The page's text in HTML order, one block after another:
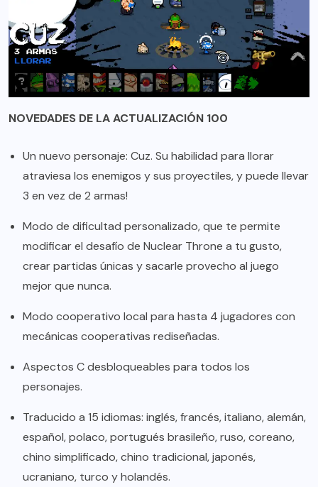
NOVEDADES DE LA ACTUALIZACIÓN 100
Un nuevo personaje: Cuz. Su habilidad para llorar
atraviesa los enemigos y sus proyectiles, y puede llevar
3 en vez de 2 armas!
Modo de dificultad personalizado, que te permite
modificar el desafío de Nuclear Throne a tu gusto,
crear partidas únicas y sacarle provecho al juego
mejor que nunca.
Modo cooperativo local para hasta 4 jugadores con
mecánicas cooperativas rediseñadas.
Aspectos C desbloqueables para todos los
personajes.
Traducido a 15 idiomas: inglés, francés, italiano, alemán,
español, polaco, portugués brasileño, ruso, coreano,
chino simplificado, chino tradicional, japonés,
ucraniano, turco y holandés.